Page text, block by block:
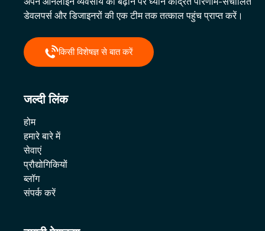
डेवलपर्स और डिजाइनरों की एक टीम तक तत्काल पहुंच प्राप्त करें।
किसी विशेषज्ञ से बात करें
जल्दी लिंक
होम
हमारे बारे में
सेवाएं
प्रौद्योगिकियों
ब्लॉग
संपर्क करें